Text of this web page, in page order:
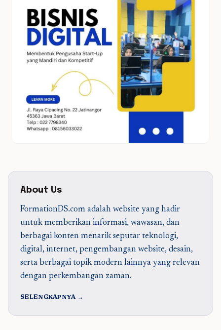
About Us
FormationDS.com adalah website yang hadir
untuk memberikan informasi, wawasan, dan
berbagai konten menarik seputar teknologi,
digital, internet, pengembangan website, desain,
serta berbagai topik modern lainnya yang relevan
dengan perkembangan zaman.
SELENGKAPNYA →